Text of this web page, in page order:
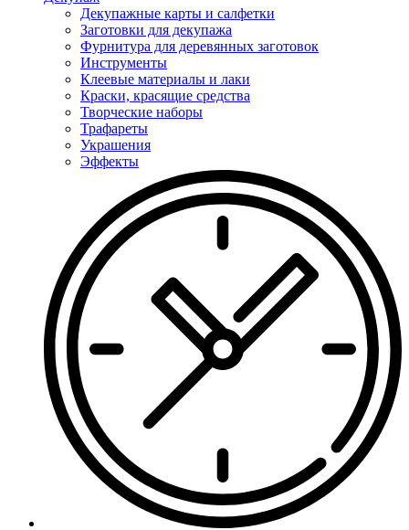
Декупажные карты и салфетки
Заготовки для декупажа
Фурнитура для деревянных заготовок
Инструменты
Клеевые материалы и лаки
Краски, красящие средства
Творческие наборы
Трафареты
Украшения
Эффекты